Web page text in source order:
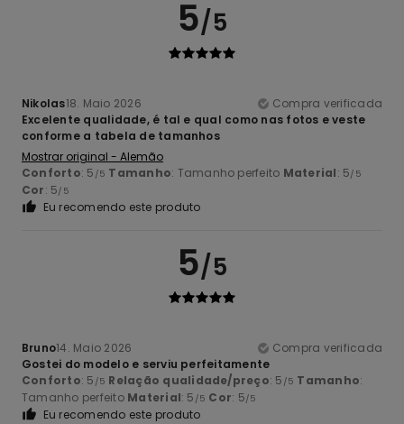
5/5
Nikolas18. Maio 2026
Compra verificada
Excelente qualidade, é tal e qual como nas fotos e veste
conforme a tabela de tamanhos
Mostrar original - Alemão
Conforto: 5 /5 Tamanho: Tamanho perfeito Material: 5/5
Cor: 5/5
Eu recomendo este produto
5/5
Bruno14. Maio 2026
Compra verificada
Gostei do modelo e serviu perfeitamente
Conforto: 5 /5 Relação qualidade/preço: 5 /5 Tamanho:
Tamanho perfeito Material: 5 /5 Cor: 5/5
Eu recomendo este produto